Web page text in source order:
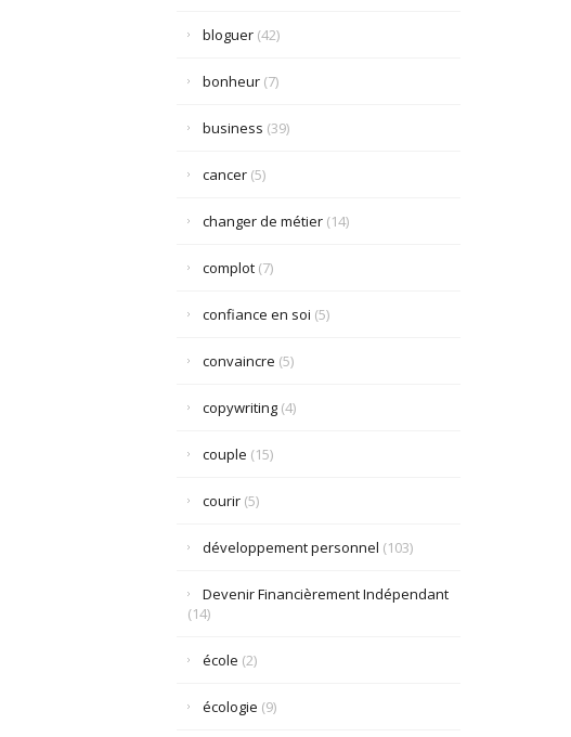
bloguer(42)
bonheur(7)
business (39)
cancer(5)
changer de métier(14)
complot(7)
confiance en soi (5)
convaincre (5)
copywriting(4)
couple (15)
courir(5)
développement personnel (103)
Devenir Financièrement Indépendant
(14)
école (2)
écologie (9)